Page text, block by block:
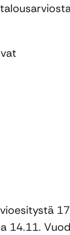
14.11.